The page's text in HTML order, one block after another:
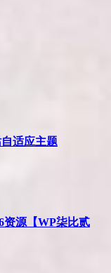
适应主题
资源【WP柒比贰